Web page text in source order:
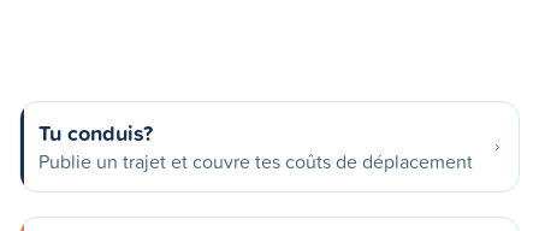
Tu conduis?
Publie un trajet et couvre tes coûts de déplacement